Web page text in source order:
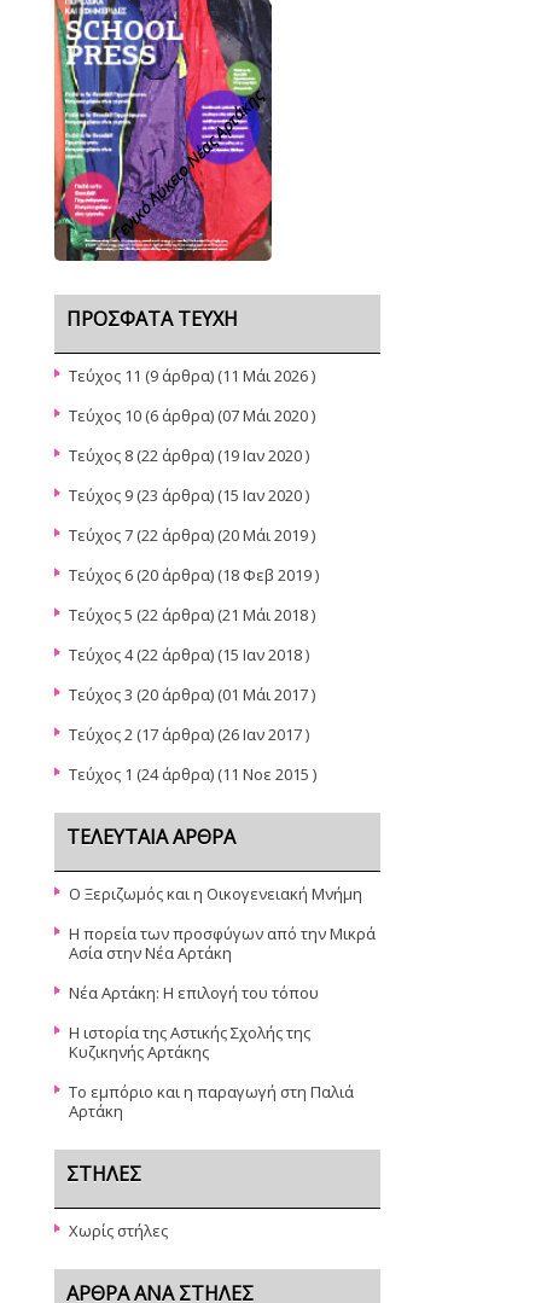
Γενικό Λύκειο Νέας Αρτάκης
ΠΡΌΣΦΑΤΑ ΤΕΎΧΗ
Τεύχος 11 (9 άρθρα) (11 Μάι 2026 )
Τεύχος 10 (6 άρθρα) (07 Μάι 2020 )
Τεύχος 8 (22 άρθρα) (19 Ιαν 2020 )
Τεύχος 9 (23 άρθρα) (15 Ιαν 2020 )
Τεύχος 7 (22 άρθρα) (20 Μάι 2019 )
Τεύχος 6 (20 άρθρα) (18 Φεβ 2019 )
Τεύχος 5 (22 άρθρα) (21 Μάι 2018 )
Τεύχος 4(22 άρθρα) (15 Ιαν 2018 )
Τεύχος 3 (20 άρθρα) (01 Μάι 2017 )
Τεύχος 2 (17 άρθρα) (26 Ιαν 2017 )
Τεύχος 1 (24 άρθρα) (11 Νοε 2015 )
ΤΕΛΕΥΤΑΊΑ ΆΡΘΡΑ
Ο Ξεριζωμός και η Οικογενειακή Μνήμη
Η πορεία των προσφύγων από την Μικρά
Ασία στην Νέα Αρτάκη
Νέα Αρτάκη: Η επιλογή του τόπου
Η ιστορία της Αστικής Σχολής της
Κυζικηνής Αρτάκης
Το εμπόριο και η παραγωγή στη Παλιά
Αρτάκη
ΣΤΉΛΕΣ
Χωρίς στήλες
ΆΡΘΡΑ ΑΝΆ ΣΤΉΛΕΣ